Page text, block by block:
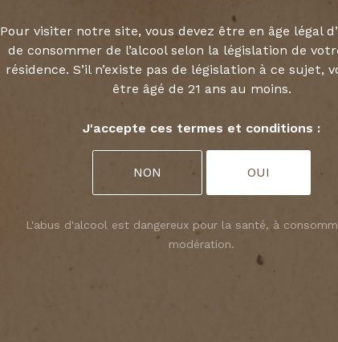
Pour visiter notre site, vous devez être en âge légal
de consommer de l’alcool selon la législation de
résidence. S’il n’existe pas de législation à ce sujet,
être âgé de 21 ans au moins.
J'accepte ces termes et conditions :
NON OUI
L'abus d'alcool est dangereux pour la santé, à
modération.